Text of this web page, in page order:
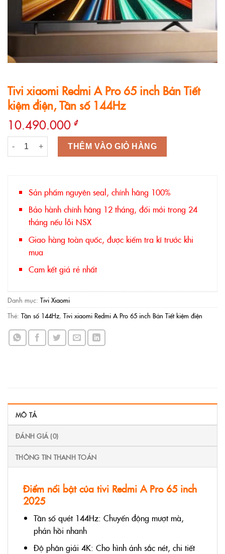
Tivi xiaomi Redmi A Pro 65 inch Bản Tiết
kiệm điện, Tần số 144Hz
10.490.000 ₫
Tivi xiaomi Redmi A Pro 65 inch Bản Tiết kiệm điện, Tần số
THÊM VÀO GIỎ HÀNG
Sản phẩm nguyên seal, chính hãng 100%
Bảo hành chính hãng 12 tháng, đổi mới trong 24
tháng nếu lỗi NSX
Giao hàng toàn quốc, được kiểm tra kĩ trước khi
mua
Cam kết giá rẻ nhất
Danh mục: Tivi Xiaomi
Thẻ: Tần số 144Hz, Tivi xiaomi Redmi A Pro 65 inch Bản Tiết kiệm điện
MÔ TẢ
ĐÁNH GIÁ (0)
THÔNG TIN THANH TOÁN
Điểm nổi bật của tivi Redmi A Pro 65 inch
2025
Tần số quét 144Hz: Chuyển động mượt mà,
phản hồi nhanh
Độ phân giải 4K: Cho hình ảnh sắc nét, chi tiết